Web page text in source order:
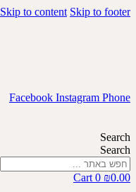
Skip to content Skip to footer
Facebook Instagram Phone
Search
Search
₪0.00
0
Cart